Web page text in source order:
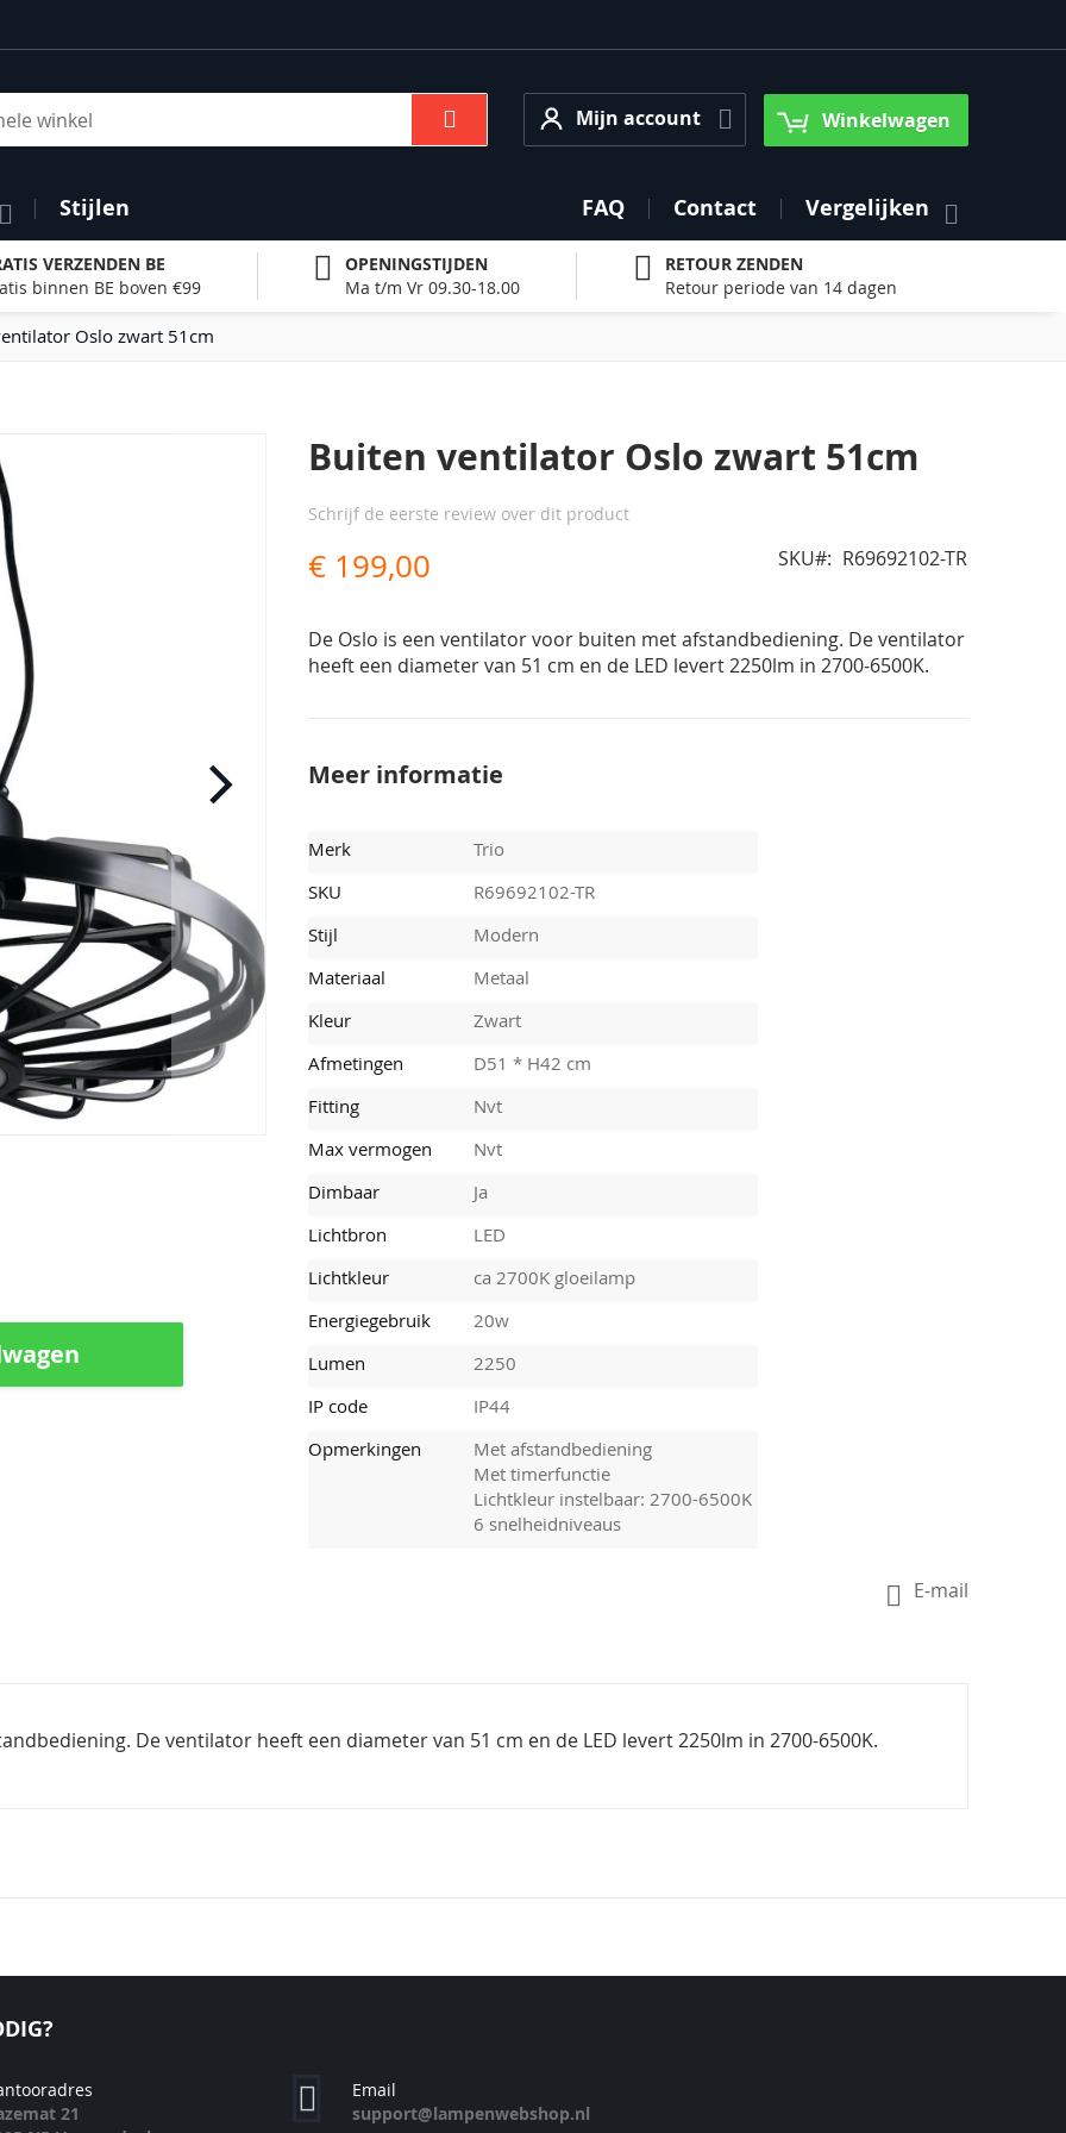
Mijn account
Mijn account Winkelwagen
Stijlen FAQ Contact Vergelijken
VERZENDEN BE
binnen BE boven €99
OPENINGSTIJDEN
Ma t/m Vr 09.30-18.00
RETOUR ZENDEN
Retour periode van 14 dagen
Oslo zwart 51cm
Buiten ventilator Oslo zwart 51cm
Schrijf de eerste review over dit product
€ 199,00 SKU R69692102-TR
De Oslo is een ventilator voor buiten met afstandbediening. De ventilator
heeft een diameter van 51 cm en de LED levert 2250lm in 2700-6500K.
Meer informatie
Merk
Trio
SKU
R69692102-TR
Stijl
Modern
Materiaal
Metaal
Kleur
Zwart
Afmetingen
D51 * H42 cm
Fitting
Nvt
Max vermogen
Nvt
Dimbaar
Ja
Lichtbron
LED
Lichtkleur
ca 2700K gloeilamp
Energiegebruik
20w
Lumen
2250
IP code
IP44
Opmerkingen
Met afstandbediening
Met timerfunctie
Lichtkleur instelbaar: 2700-6500K
6 snelheidniveaus
E-mail
De ventilator heeft een diameter van 51 cm en de LED levert 2250lm in 2700-6500K.
21
Email
support@lampenwebshop.nl